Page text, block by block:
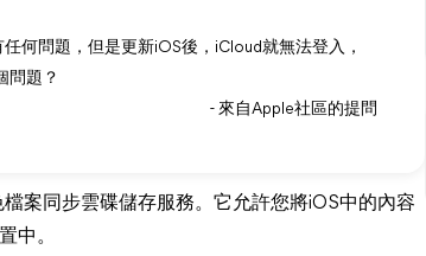
何問題，但是更新iOS後，iCloud就無法登入，
問題？
- 來自Apple社區的提問
案同步雲碟儲存服務。它允許您將iOS中的內容
中。